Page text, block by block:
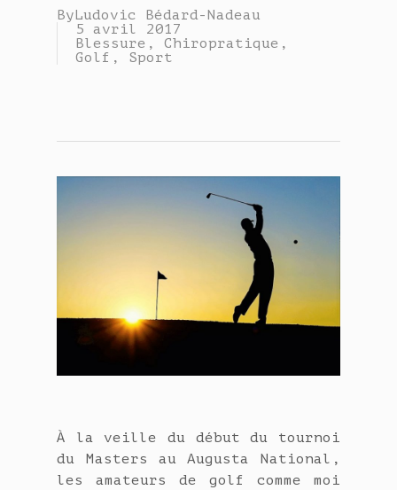
ByLudovic Bédard-Nadeau
5 avril 2017
Blessure , Chiropratique ,
Golf , Sport
À la veille du début du tournoi
du Masters au Augusta National,
les amateurs de golf comme moi